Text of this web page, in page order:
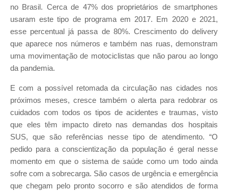
no Brasil. Cerca de 47% dos proprietários de smartphones
usaram este tipo de programa em 2017. Em 2020 e 2021,
esse percentual já passa de 80%. Crescimento do delivery
que aparece nos números e também nas ruas, demonstram
uma movimentação de motociclistas que não parou ao longo
da pandemia.
E com a possível retomada da circulação nas cidades nos
próximos meses, cresce também o alerta para redobrar os
cuidados com todos os tipos de acidentes e traumas, visto
que eles têm impacto direto nas demandas dos hospitais
SUS, que são referências nesse tipo de atendimento. “O
pedido para a conscientização da população é geral nesse
momento em que o sistema de saúde como um todo ainda
sofre com a sobrecarga. São casos de urgência e emergência
que chegam pelo pronto socorro e são atendidos de forma